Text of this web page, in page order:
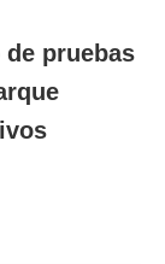
pruebas